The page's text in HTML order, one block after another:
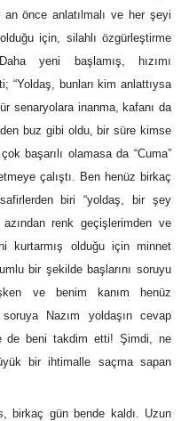
an önce anlatılmalı ve her şeyi
için, silahlı özgürleştirme
yeni başlamış, hızımı
“Yoldaş, bunları kim anlattıysa
senaryolara inanma, kafanı da
buz gibi oldu, bir süre kimse
başarılı olamasa da “Cuma”
çalıştı. Ben henüz birkaç
biri “yoldaş, bir şey
renk geçişlerimden ve
kurtarmış olduğu için minnet
bir şekilde başlarını soruyu
ve benim kanım henüz
Nazım yoldaşın cevap
de beni takdim etti! Şimdi, ne
bir ihtimalle saçma sapan
birkaç gün bende kaldı. Uzun